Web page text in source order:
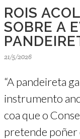
ROIS
SOBRE A
21/5/2026
“A pandeireta
instrumento
coa que o
pretende poñer